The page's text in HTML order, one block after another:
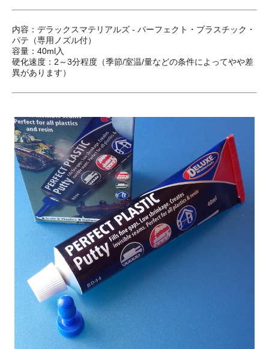
内容：デラックスマテリアルズ - パーフェクト・プラスチック・
パテ（専用ノズル付）
容量：40ml入
硬化速度：2～3分程度（季節/室温/量などの条件によってやや差
異があります）